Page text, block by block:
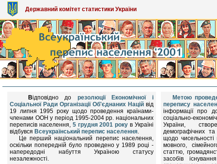
Державний комітет статистики України
Відповідно до резолюції Економічної і
Соціальної Ради Організації Об'єднаних Націй від
19 липня 1995 року щодо проведення країнами-
членами ООН у період 1995-2004 рр. національних
переписів населення, 5 грудня 2001 року в Україні
відбувся Всеукраїнський перепис населення.
Це перший національний перепис населення,
оскільки попередній було проведено у 1989 році -
напередодні набуття Україною статусу
незалежності.
Метою
перепису
інформації про
соціально-
України,
демографічних
щодо чисельності
мовного,
статтю,
засобів